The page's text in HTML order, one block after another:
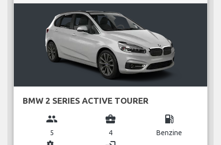
BMW 2 SERIES ACTIVE TOURER
group
5
business_center
4
local_gas_station
Benzine